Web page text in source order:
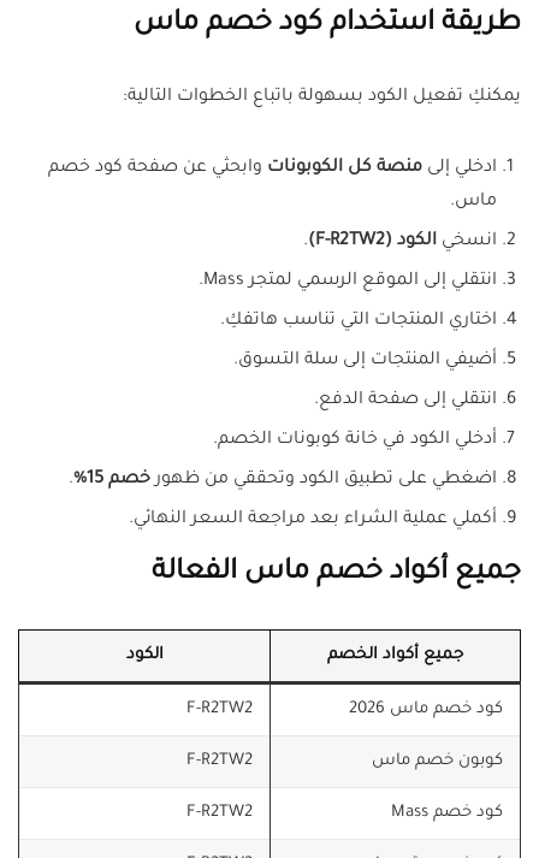
طريقة استخدام كود خصم ماس
يمكنكِ تفعيل الكود بسهولة باتباع الخطوات التالية:
ادخلي إلى منصة كل الكوبونات وابحثي عن صفحة كود خصم
ماس.
انسخي الكود (F-R2TW2) .
انتقلي إلى الموقع الرسمي لمتجر Mass.
اختاري المنتجات التي تناسب هاتفكِ.
أضيفي المنتجات إلى سلة التسوق.
انتقلي إلى صفحة الدفع.
أدخلي الكود في خانة كوبونات الخصم.
اضغطي على تطبيق الكود وتحققي من ظهورخصم 15% .
أكملي عملية الشراء بعد مراجعة السعر النهائي.
جميع أكواد خصم ماس الفعالة
جميع أكواد الخصم الكود
كود خصم ماس 2026 F-R2TW2
كوبون خصم ماس F-R2TW2
كود خصم Mass F-R2TW2